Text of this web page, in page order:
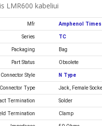
LMR600 kabeliui
Mfr
Amphenol
Series
TC
Packaging
Bag
Part Status
Obsolete
Connector Style
N Type
Connector Type
Jack, Female
Termination
Solder
Termination
Clamp